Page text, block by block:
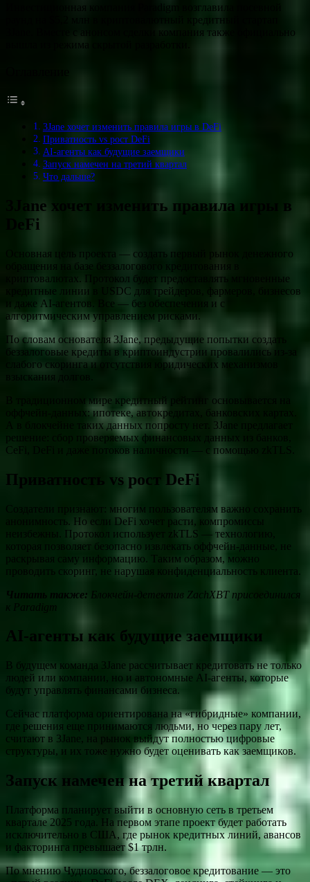
Инвестиционная компания Paradigm возглавила посевной
раунд на $5,2 млн в криптовалютный кредитный стартап
3Jane. Вместе с анонсом сделки компания также официально
вышла из режима скрытой разработки.
3Jane хочет изменить правила игры в DeFi
Приватность vs рост DeFi
AI-агенты как будущие заемщики
Запуск намечен на третий квартал
Что дальше?
3Jane хочет изменить правила игры в
DeFi
Основная цель проекта — создать первый рынок денежного
обращения на базе беззалогового кредитования в
криптовалютах. Протокол будет предоставлять мгновенные
кредитные линии в USDC для трейдеров, фармеров, бизнесов
и даже AI-агентов. Все — без обеспечения и с
алгоритмическим управлением рисками.
По словам основателя 3Jane, предыдущие попытки создать
беззалоговые кредиты в криптоиндустрии провалились из-за
слабого скоринга и отсутствия юридических механизмов
взыскания долгов.
В традиционном мире кредитный рейтинг основывается на
оффчейн-данных: ипотеке, автокредитах, банковских картах.
А в блокчейне таких данных попросту нет. 3Jane предлагает
решение: сбор проверяемых финансовых данных из банков,
CeFi, DeFi и даже потоков наличности — с помощью zkTLS.
Приватность vs рост DeFi
Создатели признают: многим пользователям важно сохранить
анонимность. Но если DeFi хочет расти, компромиссы
неизбежны. Протокол использует zkTLS — технологию,
которая позволяет безопасно извлекать оффчейн-данные, не
раскрывая саму информацию. Таким образом, можно
проводить скоринг, не нарушая конфиденциальность клиента.
Читать также: Блокчейн-детектив ZachXBT присоединился
к Paradigm
AI-агенты как будущие заемщики
В будущем команда 3Jane рассчитывает кредитовать не только
людей или компании, но и автономные AI-агенты, которые
будут управлять финансами бизнеса.
Сейчас платформа ориентирована на «гибридные» компании,
где решения еще принимаются людьми, но через пару лет,
считают в 3Jane, на рынок выйдут полностью цифровые
структуры, и их тоже нужно будет оценивать как заемщиков.
Запуск намечен на третий квартал
Платформа планирует выйти в основную сеть в третьем
квартале 2025 года. На первом этапе проект будет работать
исключительно в США, где рынок кредитных линий, авансов
и факторинга превышает $1 трлн.
По мнению Чудновского, беззалоговое кредитование — это